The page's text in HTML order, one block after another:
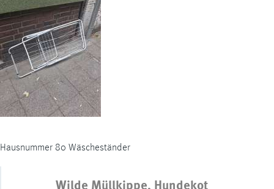
Hausnummer 80 Wäscheständer
Wilde Müllkippe, Hundekot